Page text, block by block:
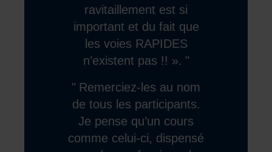
ravitaillement est si
important et du fait que
les voies RAPIDES
n’existent pas !! ».
Remerciez-les au nom
de tous les participants.
Je pense qu’un cours
comme celui-ci, dispensé